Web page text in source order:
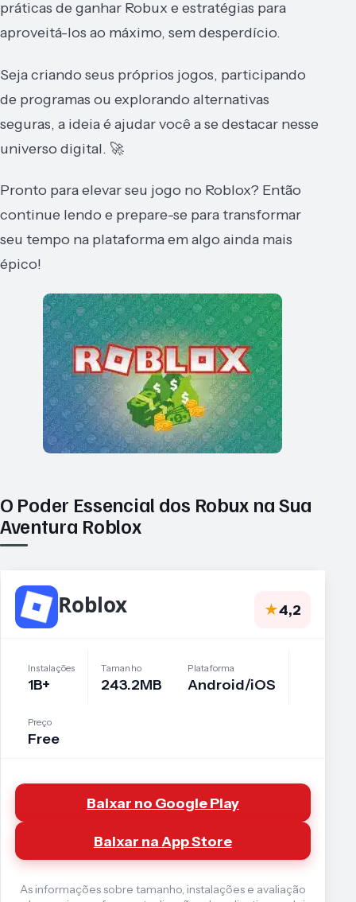
práticas de ganhar Robux e estratégias para
aproveitá-los ao máximo, sem desperdício.
Seja criando seus próprios jogos, participando
de programas ou explorando alternativas
seguras, a ideia é ajudar você a se destacar nesse
universo digital. 🚀
Pronto para elevar seu jogo no Roblox? Então
continue lendo e prepare-se para transformar
seu tempo na plataforma em algo ainda mais
épico!
O Poder Essencial dos Robux na Sua
Aventura Roblox
Roblox ★4,2
Instalações
1B+
Tamanho
243.2MB
Plataforma
Android/iOS
Preço
Free
Baixar no Google Play
Baixar na App Store
As informações sobre tamanho, instalações e avaliação